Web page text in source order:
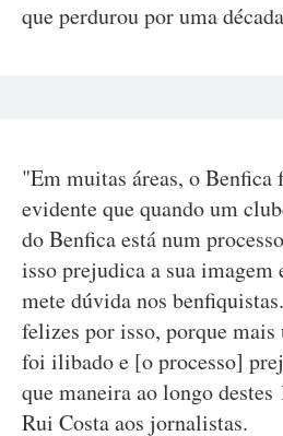
que perdurou por uma
"Em muitas áreas, o
evidente que quando um
do Benfica está num
isso prejudica a sua
mete dúvida nos
felizes por isso, porque mais
foi ilibado e [o processo]
que maneira ao longo
Rui Costa aos jornalistas.